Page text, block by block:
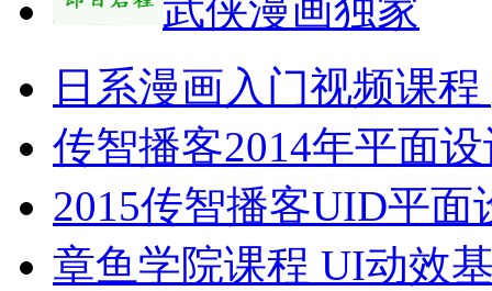
武侠漫画独家
日系漫画入门视频课
传智播客2014年平面
2015传智播客UID平
章鱼学院课程 UI动效